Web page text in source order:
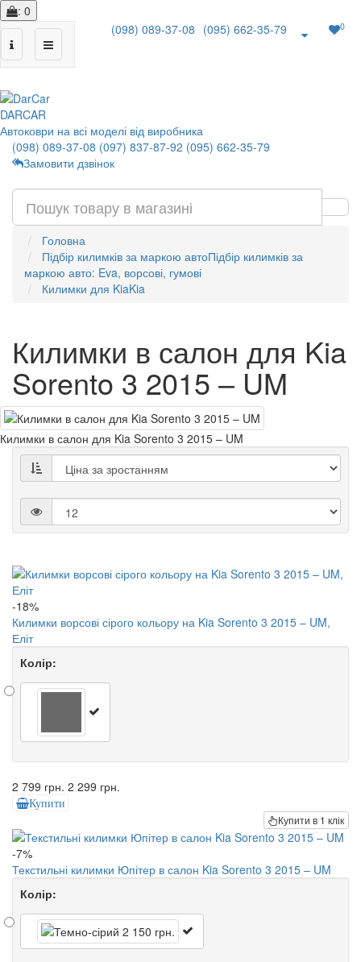
: 0
(098) 089-37-08 (095) 662-35-79 0
DARCAR
Автоковри на всі моделі від виробника
(098) 089-37-08 (097) 837-87-92 (095) 662-35-79
Замовити дзвінок
Головна
Підбір килимків за маркою автоПідбір килимків за
маркою авто: Eva, ворсові, гумові
Килимки для KiaKia
Килимки в салон для Kia
Sorento 3 2015 – UM
Килимки в салон для Kia Sorento 3 2015 – UM
-18%
Килимки ворсові сірого кольору на Kia Sorento 3 2015 – UM,
Еліт
Колір:
2 799 грн. 2 299 грн.
Купити
Купити в 1 клік
-7%
Текстильні килимки Юпітер в салон Kia Sorento 3 2015 – UM
Колір: